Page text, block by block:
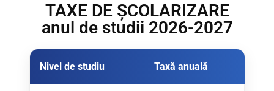
TAXE DE ȘCOLARIZARE
anul de studii 2026-2027
Nivel de studiu Taxă anuală